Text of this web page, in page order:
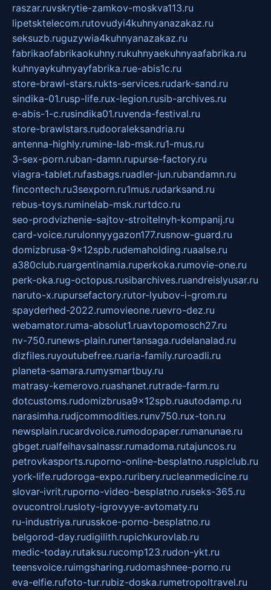
raszar.ruvskrytie-zamkov-moskva113.ru
lipetsktelecom.rutovudyi4kuhnyanazakaz.ru
seksuzb.ruguzywia4kuhnyanazakaz.ru
fabrikaofabrikaokuhny.rukuhnyaekuhnyaafabrika.ru
kuhnyaykuhnyayfabrika.rue-abis1c.ru
store-brawl-stars.rukts-services.rudark-sand.ru
sindika-01.rusp-life.rux-legion.rusib-archives.ru
e-abis-1-c.rusindika01.ruvenda-festival.ru
store-brawlstars.rudooraleksandria.ru
antenna-highly.rumine-lab-msk.ru1-mus.ru
3-sex-porn.ruban-damn.rupurse-factory.ru
viagra-tablet.rufasbags.ruadler-jun.rubandamn.ru
fincontech.ru3sexporn.ru1mus.rudarksand.ru
rebus-toys.ruminelab-msk.rurtdco.ru
seo-prodvizhenie-sajtov-stroitelnyh-kompanij.ru
card-voice.rurulonnyygazon177.rusnow-guard.ru
domizbrusa-9x12spb.rudemaholding.ruaalse.ru
a380club.ruargentinamia.ruperkoka.rumovie-one.ru
perk-oka.rug-octopus.rusibarchives.ruandreislyusar.ru
naruto-x.rupursefactory.rutor-lyubov-i-grom.ru
spayderhed-2022.rumovieone.ruevro-dez.ru
webamator.ruma-absolut1.ruavtopomosch27.ru
nv-750.runews-plain.runertansaga.rudelanalad.ru
dizfiles.ruyoutubefree.ruaria-family.ruroadli.ru
planeta-samara.rumysmartbuy.ru
matrasy-kemerovo.ruashanet.rutrade-farm.ru
dotcustoms.rudomizbrusa9x12spb.ruautodamp.ru
narasimha.rudjcommodities.runv750.rux-ton.ru
newsplain.rucardvoice.rumodopaper.rumanunae.ru
gbget.rualfeihavsalnassr.rumadoma.rutajuncos.ru
petrovkasports.ruporno-online-besplatno.rusplclub.ru
york-life.rudoroga-expo.ruribery.rucleanmedicine.ru
slovar-ivrit.ruporno-video-besplatno.ruseks-365.ru
ovucontrol.rusloty-igrovyye-avtomaty.ru
ru-industriya.rurusskoe-porno-besplatno.ru
belgorod-day.rudigilith.rupichkurovlab.ru
medic-today.rutaksu.rucomp123.rudon-ykt.ru
teensvoice.ruimgsharing.rudomashnee-porno.ru
eva-elfie.rufoto-tur.rubiz-doska.rumetropoltravel.ru